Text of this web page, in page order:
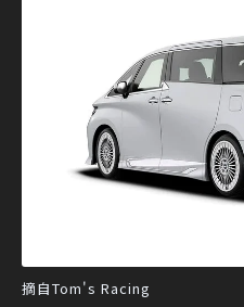
摘自Tom's Racing